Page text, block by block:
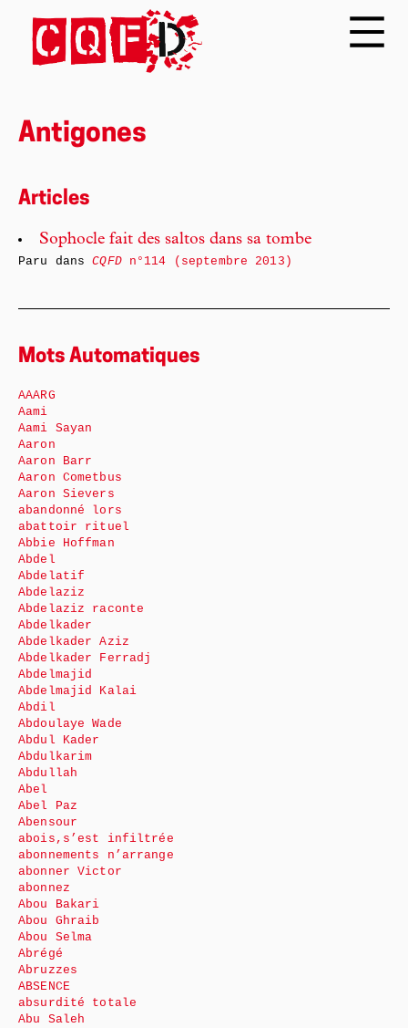
Antigones
Articles
Sophocle fait des saltos dans sa tombe
Paru dansCQFDn°114 (septembre 2013)
Mots Automatiques
AAARG
Aami
Aami Sayan
Aaron
Aaron Barr
Aaron Cometbus
Aaron Sievers
abandonné lors
abattoir rituel
Abbie Hoffman
Abdel
Abdelatif
Abdelaziz
Abdelaziz raconte
Abdelkader
Abdelkader Aziz
Abdelkader Ferradj
Abdelmajid
Abdelmajid Kalai
Abdil
Abdoulaye Wade
Abdul Kader
Abdulkarim
Abdullah
Abel
Abel Paz
Abensour
abois,s’est infiltrée
abonnements n’arrange
abonner Victor
abonnez
Abou Bakari
Abou Ghraib
Abou Selma
Abrégé
Abruzzes
ABSENCE
absurdité totale
Abu Saleh